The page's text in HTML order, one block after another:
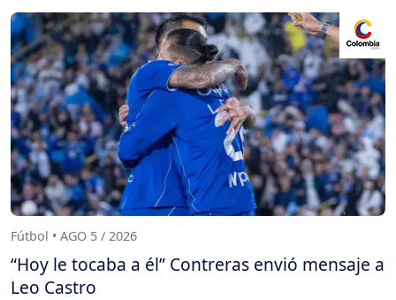
Fútbol • AGO 5 / 2026
“Hoy le tocaba a él” Contreras envió mensaje a
Leo Castro